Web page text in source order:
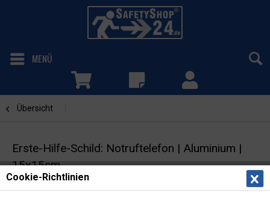
MENÜ
Übersicht
Erste-Hilfe-Schild: Notruftelefon | Aluminium |
15x15cm
Rettungszeichen | Fahnenschild | ASR/ISO |
Cookie-Richtlinien